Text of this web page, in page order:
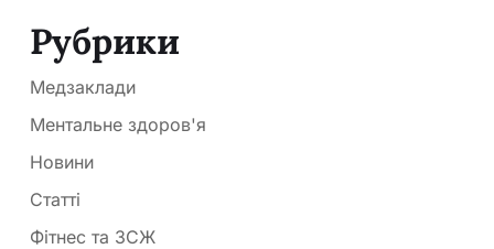
Рубрики
Медзаклади
Ментальне здоров'я
Новини
Статті
Фітнес та ЗСЖ